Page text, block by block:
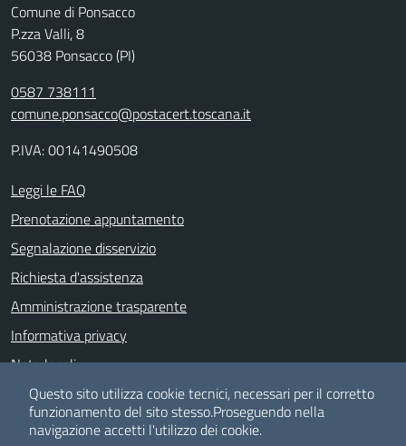
Comune di Ponsacco
P.zza Valli, 8
56038 Ponsacco (PI)
0587 738111
comune.ponsacco@postacert.toscana.it
P.IVA: 00141490508
Leggi le FAQ
Prenotazione appuntamento
Segnalazione disservizio
Richiesta d'assistenza
Amministrazione trasparente
Informativa privacy
Note legali
Dichiarazione di accessibilità
Albo pretorio
Questo sito utilizza cookie tecnici, necessari per il corretto
funzionamento del sito stesso.Proseguendo nella
navigazione accetti l'utilizzo dei cookie.